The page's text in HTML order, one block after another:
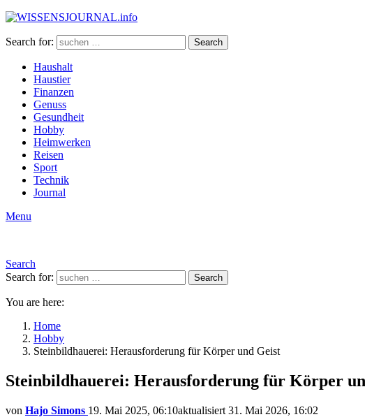
Search for: Search
Haushalt
Haustier
Finanzen
Genuss
Gesundheit
Hobby
Heimwerken
Reisen
Sport
Technik
Journal
Menu
Search
Search for:
Search
You are here:
Home
Hobby
Steinbildhauerei: Herausforderung für Körper und Geist
Steinbildhauerei: Herausforderung für Körper
von Hajo Simons 19. Mai 2025, 06:10aktualisiert 31. Mai 2026, 16:02